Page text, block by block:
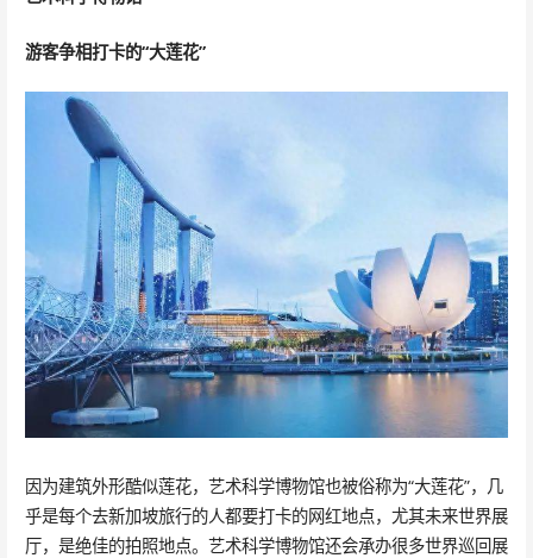
游客争相打卡的“大莲花”
因为建筑外形酷似莲花，艺术科学博物馆也被俗称为“大莲花”，几
乎是每个去新加坡旅行的人都要打卡的网红地点，尤其未来世界展
厅，是绝佳的拍照地点。艺术科学博物馆还会承办很多世界巡回展